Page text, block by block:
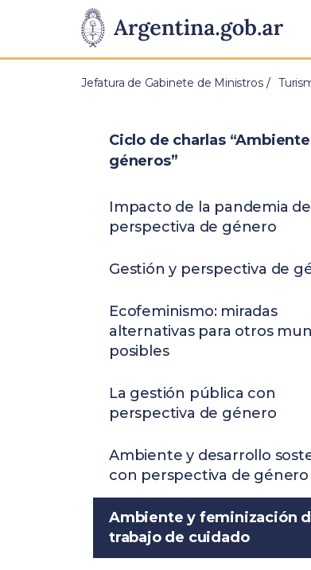
Presidencia
de
Pasar al contenido principal
Jefatura de Gabinete de Ministros
Ciclo de charlas
géneros”
Impacto de la pandemia
perspectiva de género
Gestión y perspectiva de
Ecofeminismo: miradas
alternativas para otros
posibles
La gestión pública con
perspectiva de género
Ambiente y desarrollo
con perspectiva de género
Ambiente y feminización
trabajo de cuidado